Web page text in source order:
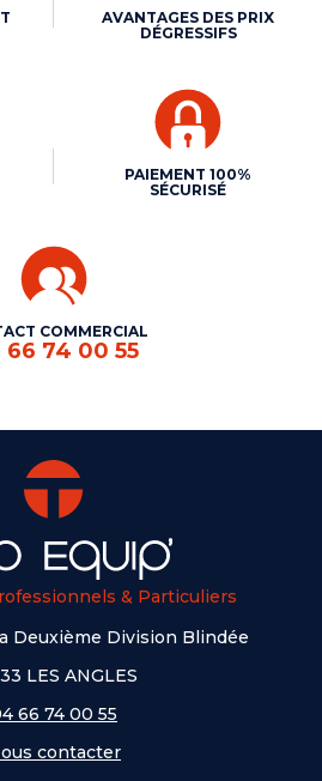
AVANTAGES DES PRIX
DÉGRESSIFS
PAIEMENT 100%
SÉCURISÉ
COMMERCIAL
66 74 00 55
& Particuliers
Deuxième Division Blindée
LES ANGLES
66 74 00 55
contacter